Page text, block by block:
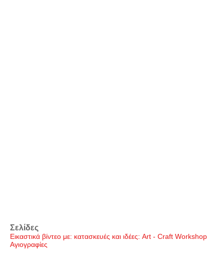
Σελίδες
Εικαστικά βίντεο με: κατασκευές και ιδέες: Art - Craft Workshop
Αγιογραφίες